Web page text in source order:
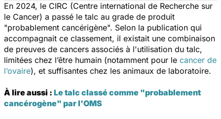
En 2024, le CIRC (Centre international de Recherche sur
le Cancer) a passé le talc au grade de produit
"probablement cancérigène". Selon la publication qui
accompagnait ce classement, il existait une combinaison
de preuves de cancers associés à l'utilisation du talc,
limitées chez l’être humain (notamment pour le cancer de
l’ovaire), et suffisantes chez les animaux de laboratoire.
À lire aussi : Le talc classé comme "probablement
cancérogène" par l'OMS